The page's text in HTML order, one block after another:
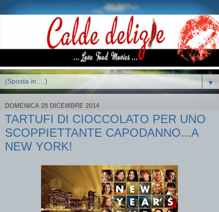
▼
DOMENICA 28 DICEMBRE 2014
TARTUFI DI CIOCCOLATO PER UNO
SCOPPIETTANTE CAPODANNO...A
NEW YORK!